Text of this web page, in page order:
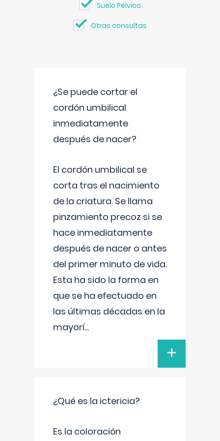
Suelo Pélvico
Otras consultas
¿Se puede cortar el
cordón umbilical
inmediatamente
después de nacer?
El cordón umbilical se
corta tras el nacimiento
de la criatura. Se llama
pinzamiento precoz si se
hace inmediatamente
después de nacer o antes
del primer minuto de vida.
Esta ha sido la forma en
que se ha efectuado en
las últimas décadas en la
mayorí...
+
¿Qué es la ictericia?
Es la coloración